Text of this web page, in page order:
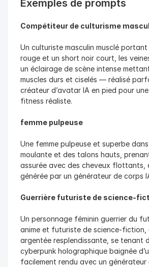
Exemples de prompts
Compétiteur de culturisme
Un culturiste masculin musclé
rouge et un short noir court, les
un éclairage de scène intense
muscles durs et ciselés — réalisé
créateur d’avatar IA en pied pour
fitness réaliste.
femme pulpeuse
Une femme pulpeuse et superbe
moulante et des talons hauts,
assurée avec des cheveux flottants,
générée par un générateur de corps
Guerrière futuriste de science-
Un personnage féminin guerrier du
anime et futuriste de science-fiction,
argentée resplendissante, se tenant
cyberpunk holographique baignée
facilement rendu avec un générateur